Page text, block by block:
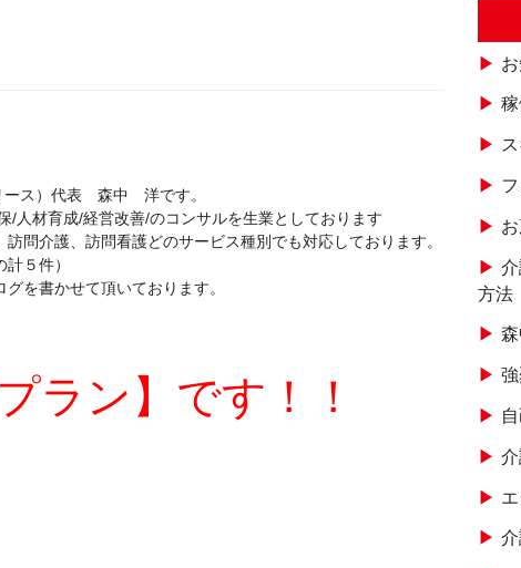
ース）代表 森中 洋です。
/人材育成/経営改善/のコンサルを生業としております
問介護、訪問看護どのサービス種別でも対応しております。
５件）
を書かせて頂いております。
ラン】です！！
方法